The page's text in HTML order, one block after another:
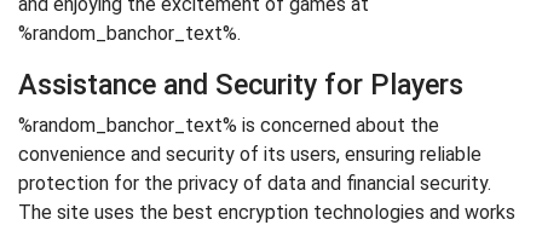
%random_banchor_text%.
Assistance and Security for Players
%random_banchor_text% is concerned about the
convenience and security of its users, ensuring reliable
protection for the privacy of data and financial security.
The site uses the best encryption technologies and works